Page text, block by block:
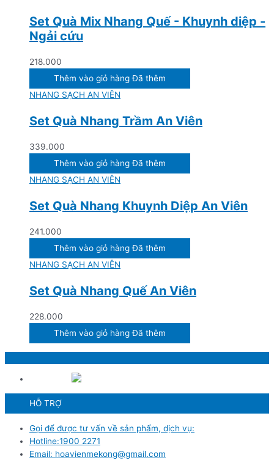
Set Quà Mix Nhang Quế - Khuynh diệp -
Ngải cứu
218.000
Thêm vào giỏ hàng Đã thêm
NHANG SẠCH AN VIÊN
Set Quà Nhang Trầm An Viên
339.000
Thêm vào giỏ hàng Đã thêm
NHANG SẠCH AN VIÊN
Set Quà Nhang Khuynh Diệp An Viên
241.000
Thêm vào giỏ hàng Đã thêm
NHANG SẠCH AN VIÊN
Set Quà Nhang Quế An Viên
228.000
Thêm vào giỏ hàng Đã thêm
HỖ TRỢ
Gọi để được tư vấn về sản phẩm, dịch vụ:
Hotline:1900 2271
Email: hoavienmekong@gmail.com